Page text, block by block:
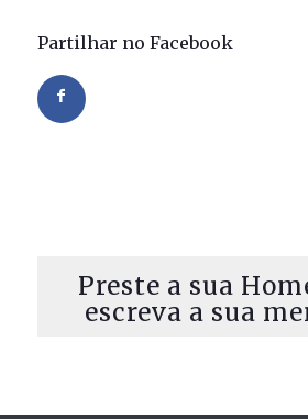
Partilhar no Facebook
Preste a sua
escreva a sua